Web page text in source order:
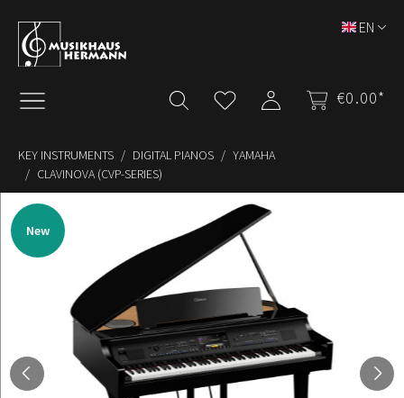
Skip to main content
€0.00*
EN
KEY INSTRUMENTS DIGITAL PIANOS
YAMAHA
CLAVINOVA (CVP-SERIES)
Skip image gallery
New